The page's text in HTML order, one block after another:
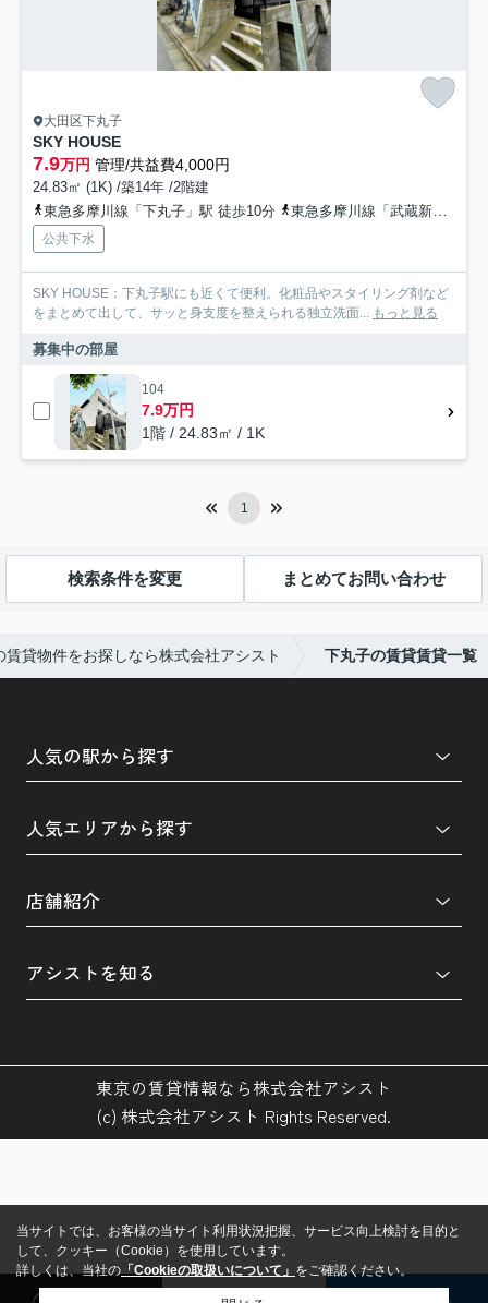
大田区下丸子
SKY HOUSE
7.9万円 管理/共益費4,000円
24.83㎡ (1K) /築14年 /2階建
東急多摩川線「下丸子」駅 徒歩10分
東急多摩川線「武蔵新田」駅 徒歩10分
公共下水
SKY HOUSE：下丸子駅にも近くて便利。化粧品やスタイリング剤など
をまとめて出して、サッと身支度を整えられる独立洗面... もっと見る
募集中の部屋
104
7.9万円
1階 / 24.83㎡ / 1K
1
検索条件を変更 まとめてお問い合わせ
賃貸物件をお探しなら株式会社アシスト 下丸子の賃貸賃貸一覧
人気の駅から探す
人気エリアから探す
店舗紹介
アシストを知る
東京の賃貸情報なら株式会社アシスト
(c) 株式会社アシスト Rights Reserved.
当サイトでは、お客様の当サイト利用状況把握、サービス向上検討を目的と
して、クッキー（Cookie）を使用しています。
詳しくは、当社の「Cookieの取扱いについて」 をご確認ください。